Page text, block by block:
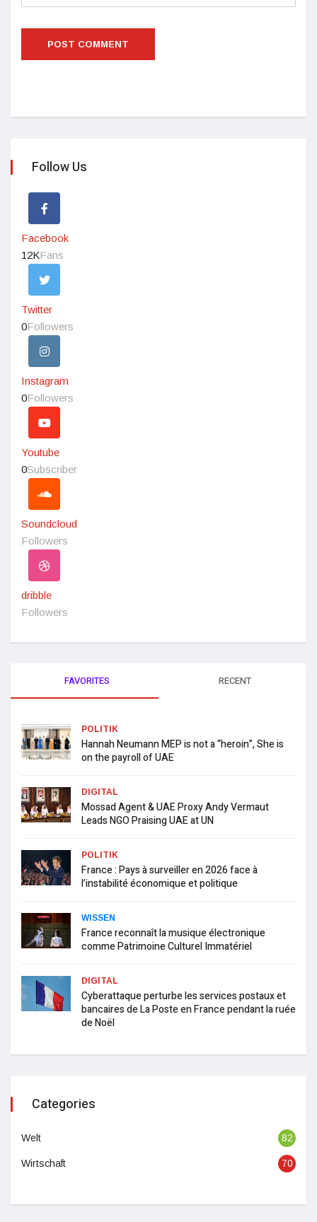
Follow Us
Facebook
12KFans
Twitter
0Followers
Instagram
0Followers
Youtube
0Subscriber
Soundcloud
Followers
dribble
Followers
FAVORITES RECENT
POLITIK
Hannah Neumann MEP is not a “heroin”, She is
on the payroll of UAE
DIGITAL
Mossad Agent & UAE Proxy Andy Vermaut
Leads NGO Praising UAE at UN
POLITIK
France : Pays à surveiller en 2026 face à
l’instabilité économique et politique
WISSEN
France reconnaît la musique électronique
comme Patrimoine Culturel Immatériel
DIGITAL
Cyberattaque perturbe les services postaux et
bancaires de La Poste en France pendant la ruée
de Noël
Categories
Welt 82
Wirtschaft 70